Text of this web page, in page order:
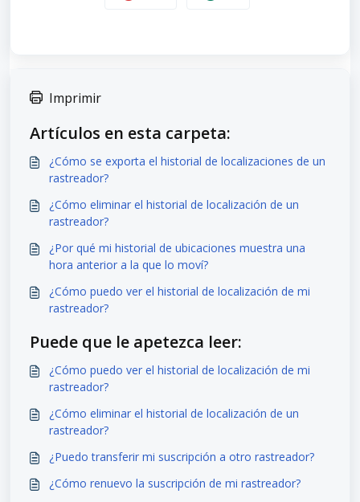
Imprimir
Artículos en esta carpeta:
¿Cómo se exporta el historial de localizaciones de un
rastreador?
¿Cómo eliminar el historial de localización de un
rastreador?
¿Por qué mi historial de ubicaciones muestra una
hora anterior a la que lo moví?
¿Cómo puedo ver el historial de localización de mi
rastreador?
Puede que le apetezca leer:
¿Cómo puedo ver el historial de localización de mi
rastreador?
¿Cómo eliminar el historial de localización de un
rastreador?
¿Puedo transferir mi suscripción a otro rastreador?
¿Cómo renuevo la suscripción de mi rastreador?